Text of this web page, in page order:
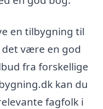
en tilbygning til
være en god
fra forskellige
kan du
fagfolk i